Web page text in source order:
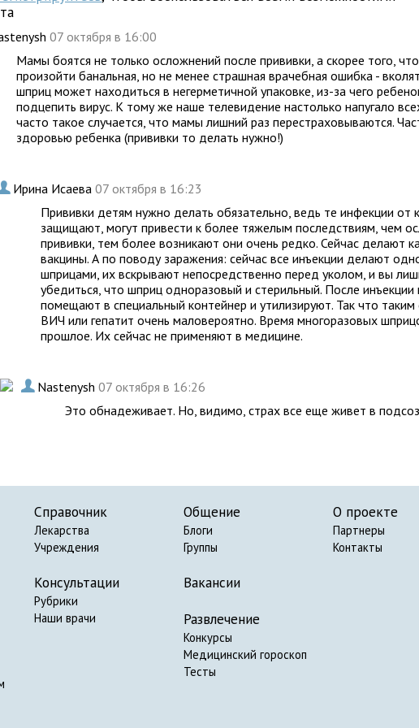
07 октября в 16:00
Мамы боятся не только осложнений после прививки, а скорее того,
произойти банальная, но не менее страшная врачебная ошибка -
шприц может находиться в негерметичной упаковке, из-за чего
подцепить вирус. К тому же наше телевидение настолько напугало
часто такое случается, что мамы лишний раз перестраховываются.
здоровью ребенка (прививки то делать нужно!)
Ирина Исаева07 октября в 16:23
Прививки детям нужно делать обязательно, ведь те инфекции от
защищают, могут привести к более тяжелым последствиям, чем
прививки, тем более возникают они очень редко. Сейчас делают
вакцины. А по поводу заражения: сейчас все инъекции делают
шприцами, их вскрывают непосредственно перед уколом, и вы
убедиться, что шприц одноразовый и стерильный. После
помещают в специальный контейнер и утилизируют. Так что
ВИЧ или гепатит очень маловероятно. Время многоразовых
прошлое. Их сейчас не применяют в медицине.
. Nastenysh07 октября в 16:26
Это обнадеживает. Но, видимо, страх все еще живет в
Справочник
Лекарства
Учреждения
Консультации
Рубрики
Наши врачи
Общение
Блоги
Группы
Вакансии
Развлечение
Конкурсы
Медицинский гороскоп
Тесты
О проекте
Партнеры
Контакты